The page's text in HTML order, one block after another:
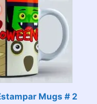
Mugs # 2